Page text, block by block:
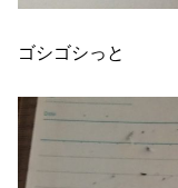
ゴシゴシっと